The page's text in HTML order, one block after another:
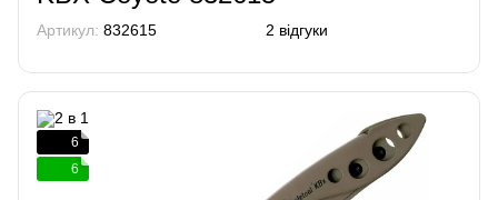
Артикул: 832615 2 відгуки
6
6